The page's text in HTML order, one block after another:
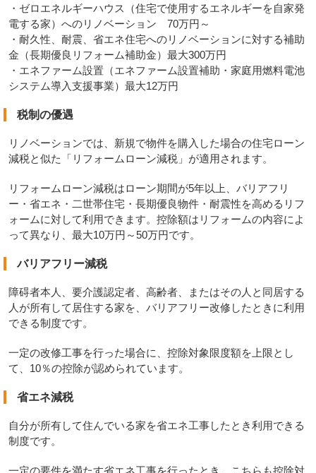
・ゼロエネルギーハウス（住宅で使用するエネルギーを自家発
電する家）へのリノベーション 70万円～
・耐久性、耐震、省エネ住宅へのリノベーションに対する補助
金（長期優良リフォーム補助金）最大300万円
・エネファーム設置（エネファーム設置補助・家庭用燃料電池
システム導入支援事業）最大12万円
税制の優遇
リノベーションでは、新規で物件を購入した場合の住宅ローン
減税と似た「リフォームローン減税」が適用されます。
リフォームローン減税はローン期間が5年以上、バリアフリ
ー・省エネ・二世帯住宅・長期優良物件・耐震性を高めるリフ
ォームに対して利用できます。控除額はリフォームの内容によ
って異なり、最大10万円～50万円です。
バリアフリー減税
障碍者本人、要介護認定者、高齢者、またはその人と同居する
人が所有して居住する家を、バリアフリー改修したときに利用
できる制度です。
一定の改修工事を行った場合に、控除対象限度額を上限とし
て、10％の控除が認められています。
省エネ減税
自分が所有して住んでいる家を省エネ工事したとき利用できる
制度です。
一定の要件を満たす省エネ工事を行ったとき、こちらも控除対